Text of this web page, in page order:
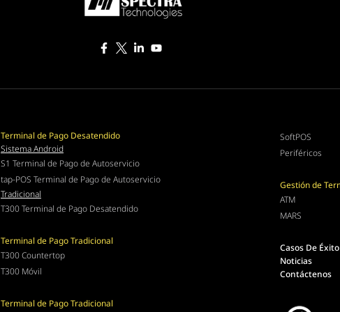
Terminal de Pago Desatendido
Sistema Android
S1 Terminal de Pago de Autoservicio
tap-POS Terminal de Pago de Autoservicio
Tradicional
T300 Terminal de Pago Desatendido
Terminal de Pago Tradicional
T300 Countertop
T300 Móvil
Terminal de Pago Tradicional
SoftPOS
Periféricos
Gestión de
ATM
MARS
Casos De Éxito
Noticias
Contáctenos